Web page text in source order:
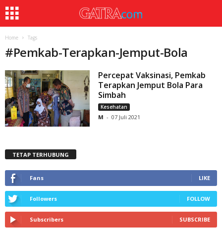
Home Tags
#Pemkab-Terapkan-Jemput-Bola
Percepat Vaksinasi, Pemkab
Terapkan Jemput Bola Para
Simbah
Kesehatan
M - 07 Juli 2021
TETAP TERHUBUNG
Fans LIKE
Followers FOLLOW
Subscribers SUBSCRIBE